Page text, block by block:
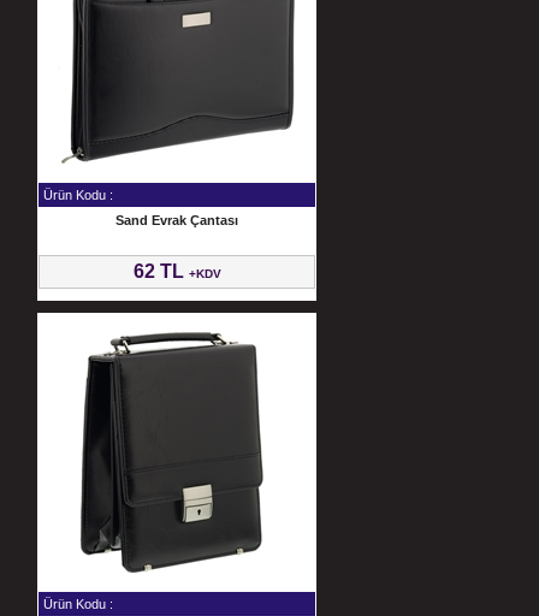
Ürün Kodu :
Sand Evrak Çantası
62 TL +KDV
Ürün Kodu :